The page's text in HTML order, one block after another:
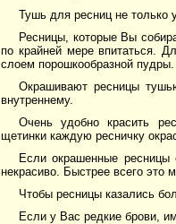
Тушь для ресниц не только
Ресницы, которые Вы
по крайней мере впитаться.
слоем порошкообразной пудры.
Окрашивают ресницы
внутреннему.
Очень удобно красить
щетинки каждую ресничку
Если окрашенные ресницы
некрасиво. Быстрее всего это
Чтобы ресницы казались
Если у Вас редкие брови,